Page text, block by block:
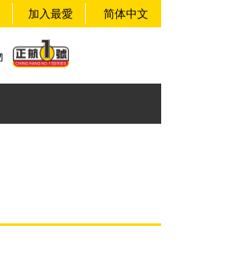
加入最愛 简体中文